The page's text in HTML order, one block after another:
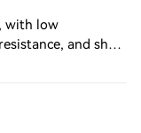
with low
and short
RWA push: